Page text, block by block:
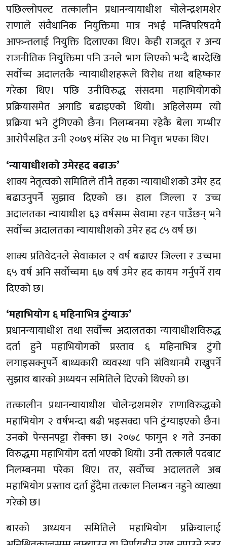
पछिल्लोपल्ट तत्कालीन प्रधानन्यायाधीश चोलेन्द्रशमशेर
राणाले संवैधानिक नियुक्तिमा मात्र नभई मन्त्रिपरिषदमै
आफन्तलाई नियुक्ति दिलाएका थिए। केही राजदूत र अन्य
राजनीतिक नियुक्तिमा पनि उनले भाग लिएको भन्दै बारदेखि
सर्वोच्च अदालतकै न्यायाधीशहरूले विरोध तथा बहिष्कार
गरेका थिए। पछि उनीविरुद्ध संसदमा महाभियोगको
प्रक्रियासमेत अगाडि बढाइएको थियो। अहिलेसम्म त्यो
प्रक्रिया भने टुंगिएको छैन। निलम्बनमा रहेकै बेला गम्भीर
आरोपैसहित उनी २०७९ मंसिर २७ मा निवृत्त भएका थिए।
‘न्यायाधीशको उमेरहद बढाऊ’
शाक्य नेतृत्वको समितिले तीनै तहका न्यायाधीशको उमेर हद
बढाउनुपर्ने सुझाव दिएको छ। हाल जिल्ला र उच्च
अदालतका न्यायाधीश ६३ वर्षसम्म सेवामा रहन पाउँछन् भने
सर्वोच्च अदालतका न्यायाधीशको उमेर हद ८५ वर्ष छ।
शाक्य प्रतिवेदनले सेवाकाल २ वर्ष बढाएर जिल्ला र उच्चमा
६५ वर्ष अनि सर्वोच्चमा ६७ वर्ष उमेर हद कायम गर्नुपर्ने राय
दिएको छ।
‘महाभियोग ६ महिनाभित्र टुंग्याऊ’
प्रधानन्यायाधीश तथा सर्वोच्च अदालतका न्यायाधीशविरुद्ध
दर्ता हुने महाभियोगको प्रस्ताव ६ महिनाभित्र टुंगो
लगाइसक्नुपर्ने बाध्यकारी व्यवस्था पनि संविधानमै राख्नुपर्ने
सुझाव बारको अध्ययन समितिले दिएको थिएको छ।
तत्कालीन प्रधानन्यायाधीश चोलेन्द्रशमशेर राणाविरुद्धको
महाभियोग २ वर्षभन्दा बढी भइसक्दा पनि टुंग्याइएको छैन।
उनको पेन्सनपट्टा रोक्का छ। २०७८ फागुन १ गते उनका
विरुद्धमा महाभियोग दर्ता भएको थियो। उनी तत्कालै पदबाट
निलम्बनमा परेका थिए। तर, सर्वोच्च अदालतले अब
महाभियोग प्रस्ताव दर्ता हुँदैमा तत्काल निलम्बन नहुने व्याख्या
गरेको छ।
बारको अध्ययन समितिले महाभियोग प्रक्रियालाई